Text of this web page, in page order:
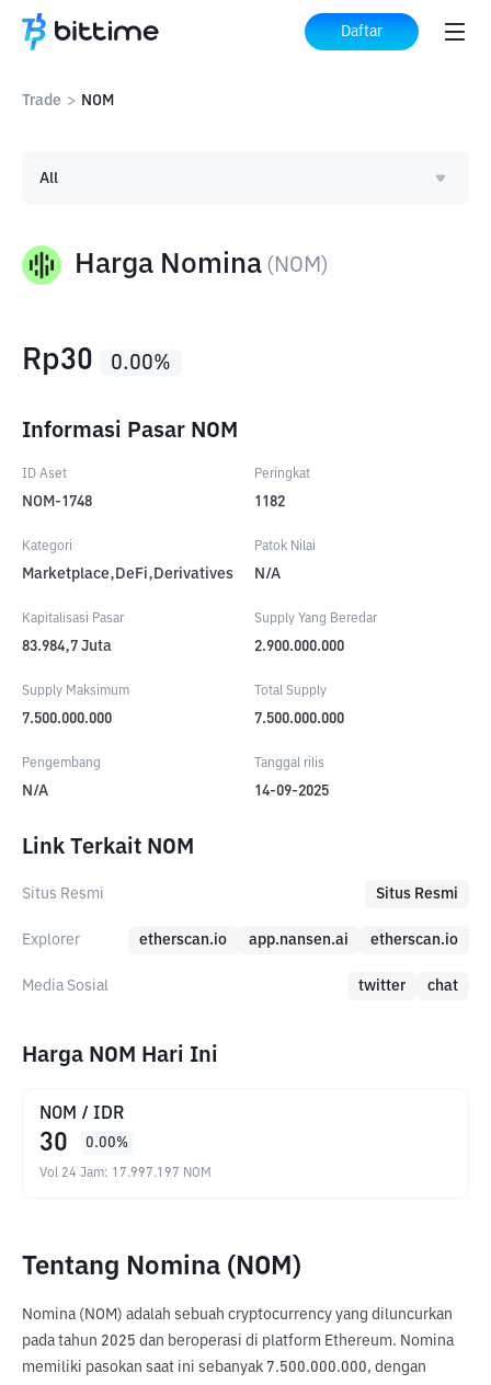
Daftar
Trade > NOM
Harga Nomina ( NOM )
All
Rp30 0.00%
Informasi Pasar NOM
ID Aset
NOM-1748
Peringkat
1182
Kategori
Marketplace,DeFi,Derivatives
Patok Nilai
N/A
Kapitalisasi Pasar
83.984,7 Juta
Supply Yang Beredar
2.900.000.000
Supply Maksimum
7.500.000.000
Total Supply
7.500.000.000
Pengembang
N/A
Tanggal rilis
14-09-2025
Link Terkait NOM
Situs Resmi Situs Resmi
Explorer etherscan.io app.nansen.ai etherscan.io
Media Sosial twitter chat
Harga NOM Hari Ini
NOM / IDR
30 0.00%
Vol 24 Jam: 17.997.197 NOM
Tentang Nomina (NOM)
Nomina (NOM) adalah sebuah cryptocurrency yang diluncurkan
pada tahun 2025 dan beroperasi di platform Ethereum. Nomina
memiliki pasokan saat ini sebanyak 7.500.000.000, dengan